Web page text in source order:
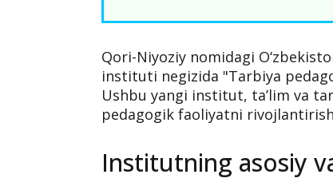
Qori-Niyoziy nomidagi
instituti negizida "Tarbiya
Ushbu yangi institut, ta’lim va
pedagogik faoliyatni
Institutning asosiy